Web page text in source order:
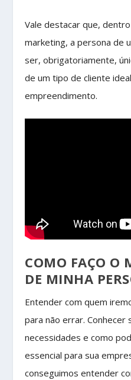
Vale destacar que,
marketing, a persona de
ser, obrigatoriamente,
de um tipo de cliente
empreendimento.
COMO FAÇO O
DE MINHA
Entender com quem
para não errar. Conhecer
necessidades e como
essencial para sua
conseguimos entender